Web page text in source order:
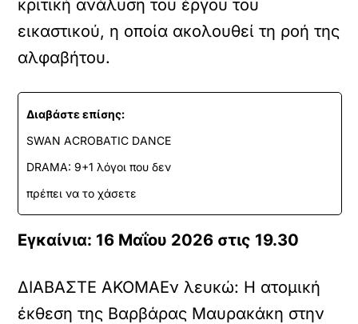
κριτική ανάλυση του έργου του
εικαστικού, η οποία ακολουθεί τη ροή της
αλφαβήτου.
Διαβάστε επίσης:
SWAN ACROBATIC DANCE
DRAMA: 9+1 λόγοι που δεν
πρέπει να το χάσετε
Εγκαίνια: 16 Μαΐου 2026 στις 19.30
ΔΙΑΒΑΣΤΕ ΑΚΟΜΑΕν λευκώ: Η ατομική
έκθεση της Βαρβάρας Μαυρακάκη στην